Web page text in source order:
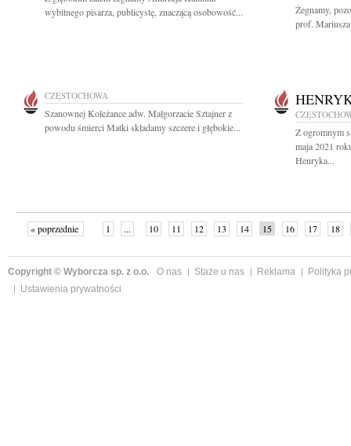
wybitnego pisarza, publicystę, znaczącą osobowość...
Żegnamy,
prof.
CZĘSTOCHOWA
Szanownej Koleżance adw. Małgorzacie Sztajner z
powodu śmierci Matki składamy szczere i głębokie...
Z ogromnym
maja 2021
Henryka...
« poprzednie 1 ... 10 11 12 13 14 15 16 17
18
Copyright © Wyborcza sp. z o.o. O nas Staże u nas Reklama
Polityka
Ustawienia prywatności